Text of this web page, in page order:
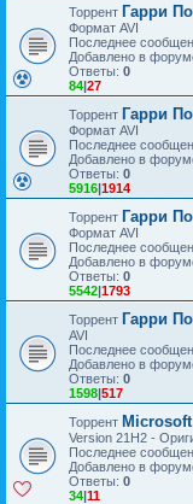
Торрент Гарри
Формат AVI
Последнее
Добавлено в
Ответы: 0
84|27
Торрент Гарри
Формат AVI
Последнее
Добавлено в
Ответы: 0
5916|1914
Торрент Гарри
Формат AVI
Последнее
Добавлено в
Ответы: 0
5542|1793
Торрент Гарри
AVI
Последнее
Добавлено в
Ответы: 0
1598|517
Торрент
Version 21H2 -
Последнее
Добавлено в
Ответы: 0
34|11